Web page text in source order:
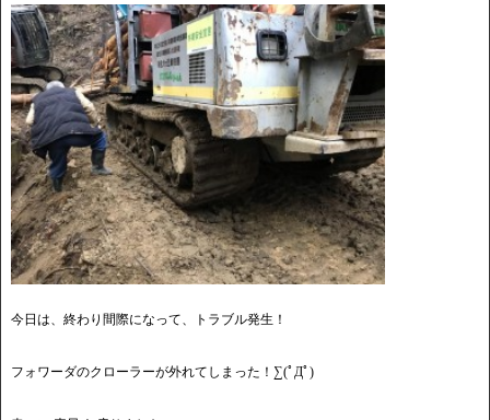
今日は、終わり間際になって、トラブル発生！
フォワーダのクローラーが外れてしまった！∑(ﾟДﾟ)